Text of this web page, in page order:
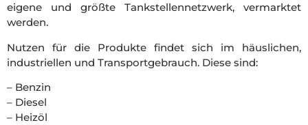
eigene und größte Tankstellennetzwerk, vermarktet
werden.
Nutzen für die Produkte findet sich im häuslichen,
industriellen und Transportgebrauch. Diese sind:
– Benzin
– Diesel
– Heizöl